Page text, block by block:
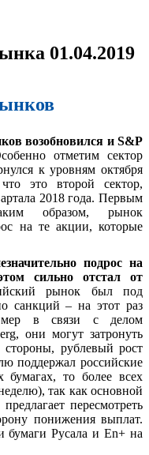
01.04.2019
возобновился и S&P
отметим сектор
к уровням октября
это второй сектор,
2018 года. Первым
образом, рынок
на те акции, которые
подрос на
сильно отстал от
рынок был под
санкций – на этот раз
в связи с делом
они могут затронуть
рублевый рост
поддержал российские
бумагах, то более всех
так как основной
пересмотреть
понижения выплат.
бумаги Русала и En+ на